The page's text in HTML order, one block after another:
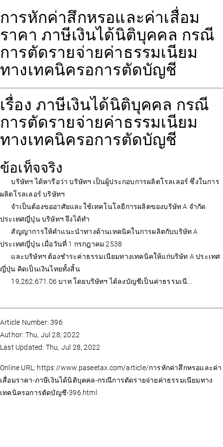
การหักค่าสึกหรอและค่าเสื่อม
ราคา ภาษีเงินได้นิติบุคคล กรณี
การตัดรายจ่ายค่าธรรมเนียม
ทางเทคนิครอการตัดบัญชี
เรื่อง ภาษีเงินได้นิติบุคคล กรณี
การตัดรายจ่ายค่าธรรมเนียม
ทางเทคนิครอการตัดบัญชี
ข้อเท็จจริง
บริษัทฯ ได้หารือว่า บริษัทฯ เป็นผู้ประกอบการผลิตโรลเลอร์ ซึ่งในการ
ผลิตโรลเลอร์ บริษัทฯ
จำเป็นต้องขออาศัยและใช้เทคโนโลยีการผลิตของบริษัท A จำกัด
ประเทศญี่ปุ่น บริษัทฯ จึงได้ทำ
สัญญาการให้คำแนะนำทางด้านเทคนิคในการผลิตกับบริษัท A
ประเทศญี่ปุ่น เมื่อวันที่ 1 กรกฎาคม 2538
และบริษัทฯ ต้องชำระค่าธรรมเนียมทางเทคนิคให้แก่บริษัท A ประเทศ
ญี่ปุ่น คิดเป็นเงินไทยทั้งสิ้น
19,262,671.06 บาท โดยบริษัทฯ ได้ลงบัญชีเป็นค่าธรรมเนี...
Article Number: 396
Author: Thu, Jul 28, 2022
Last Updated: Thu, Jul 28, 2022
Online URL: https://www.paseetax.com/article/การหักค่าสึกหรอและค่า
เสื่อมราคา-ภาษีเงินได้นิติบุคคล-กรณีการตัดรายจ่ายค่าธรรมเนียมทาง
เทคนิครอการตัดบัญชี-396.html